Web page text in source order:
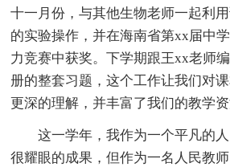
十一月份，与其他生物老师一起利
的实验操作，并在海南省第xx届中
力竞赛中获奖。下学期跟王xx老师
册的整套习题，这个工作让我们对
更深的理解，并丰富了我们的教学资
这一学年，我作为一个平凡的
很耀眼的成果，但作为一名人民教